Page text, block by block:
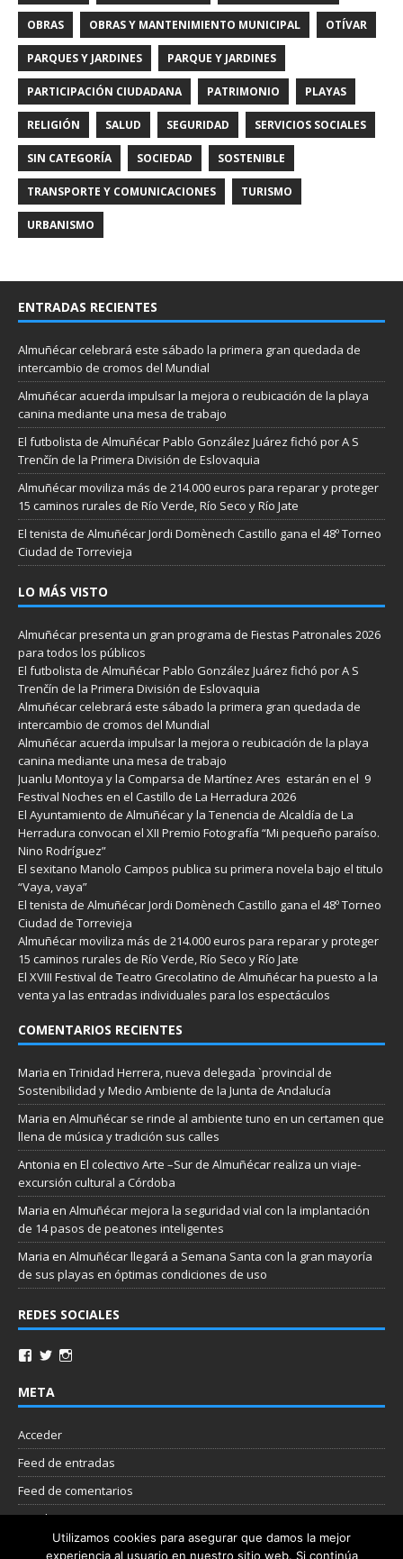
OBRAS OBRAS Y MANTENIMIENTO MUNICIPAL OTÍVAR
PARQUES Y JARDINES PARQUE Y JARDINES
PARTICIPACIÓN CIUDADANA PATRIMONIO PLAYAS
RELIGIÓN SALUD SEGURIDAD SERVICIOS SOCIALES
SIN CATEGORÍA SOCIEDAD SOSTENIBLE
TRANSPORTE Y COMUNICACIONES TURISMO
URBANISMO
ENTRADAS RECIENTES
Almuñécar celebrará este sábado la primera gran quedada de
intercambio de cromos del Mundial
Almuñécar acuerda impulsar la mejora o reubicación de la playa
canina mediante una mesa de trabajo
El futbolista de Almuñécar Pablo González Juárez fichó por A S
Trenčín de la Primera División de Eslovaquia
Almuñécar moviliza más de 214.000 euros para reparar y proteger
15 caminos rurales de Río Verde, Río Seco y Río Jate
El tenista de Almuñécar Jordi Domènech Castillo gana el 48º Torneo
Ciudad de Torrevieja
LO MÁS VISTO
Almuñécar presenta un gran programa de Fiestas Patronales 2026
para todos los públicos
El futbolista de Almuñécar Pablo González Juárez fichó por A S
Trenčín de la Primera División de Eslovaquia
Almuñécar celebrará este sábado la primera gran quedada de
intercambio de cromos del Mundial
Almuñécar acuerda impulsar la mejora o reubicación de la playa
canina mediante una mesa de trabajo
Juanlu Montoya y la Comparsa de Martínez Ares estarán en el 9
Festival Noches en el Castillo de La Herradura 2026
El Ayuntamiento de Almuñécar y la Tenencia de Alcaldía de La
Herradura convocan el XII Premio Fotografía “Mi pequeño paraíso.
Nino Rodríguez”
El sexitano Manolo Campos publica su primera novela bajo el titulo
“Vaya, vaya”
El tenista de Almuñécar Jordi Domènech Castillo gana el 48º Torneo
Ciudad de Torrevieja
Almuñécar moviliza más de 214.000 euros para reparar y proteger
15 caminos rurales de Río Verde, Río Seco y Río Jate
El XVIII Festival de Teatro Grecolatino de Almuñécar ha puesto a la
venta ya las entradas individuales para los espectáculos
COMENTARIOS RECIENTES
Maria en Trinidad Herrera, nueva delegada `provincial de
Sostenibilidad y Medio Ambiente de la Junta de Andalucía
Maria en Almuñécar se rinde al ambiente tuno en un certamen que
llena de música y tradición sus calles
Antonia en El colectivo Arte –Sur de Almuñécar realiza un viaje-
excursión cultural a Córdoba
Maria en Almuñécar mejora la seguridad vial con la implantación
de 14 pasos de peatones inteligentes
Maria en Almuñécar llegará a Semana Santa con la gran mayoría
de sus playas en óptimas condiciones de uso
REDES SOCIALES
META
Acceder
Feed de entradas
Feed de comentarios
WordPress.org
Utilizamos cookies para asegurar que damos la mejor
experiencia al usuario en nuestro sitio web. Si continúa